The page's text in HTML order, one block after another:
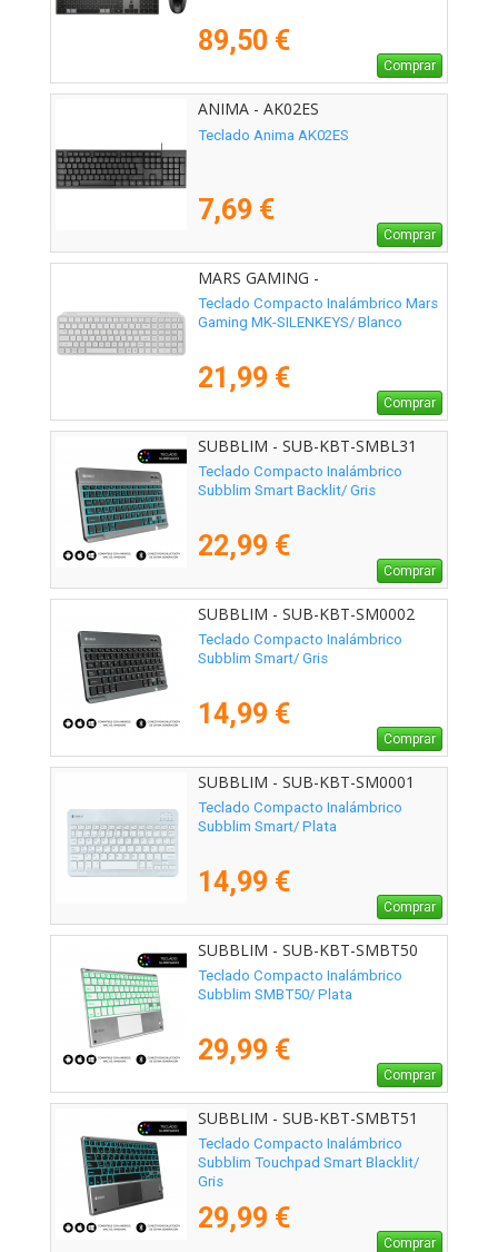
89,50 €
Comprar
ANIMA - AK02ES
Teclado Anima AK02ES
7,69 €
Comprar
MARS GAMING -
MKSILENKEYSWES
Teclado Compacto Inalámbrico Mars
Gaming MK-SILENKEYS/ Blanco
21,99 €
Comprar
SUBBLIM - SUB-KBT-SMBL31
Teclado Compacto Inalámbrico
Subblim Smart Backlit/ Gris
22,99 €
Comprar
SUBBLIM - SUB-KBT-SM0002
Teclado Compacto Inalámbrico
Subblim Smart/ Gris
14,99 €
Comprar
SUBBLIM - SUB-KBT-SM0001
Teclado Compacto Inalámbrico
Subblim Smart/ Plata
14,99 €
Comprar
SUBBLIM - SUB-KBT-SMBT50
Teclado Compacto Inalámbrico
Subblim SMBT50/ Plata
29,99 €
Comprar
SUBBLIM - SUB-KBT-SMBT51
Teclado Compacto Inalámbrico
Subblim Touchpad Smart Blacklit/
Gris
29,99 €
Comprar